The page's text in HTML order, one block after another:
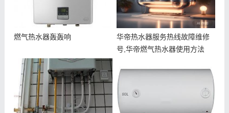
燃气热水器轰轰响
华帝热水器服务热线故障维修
号,华帝燃气热水器使用方法